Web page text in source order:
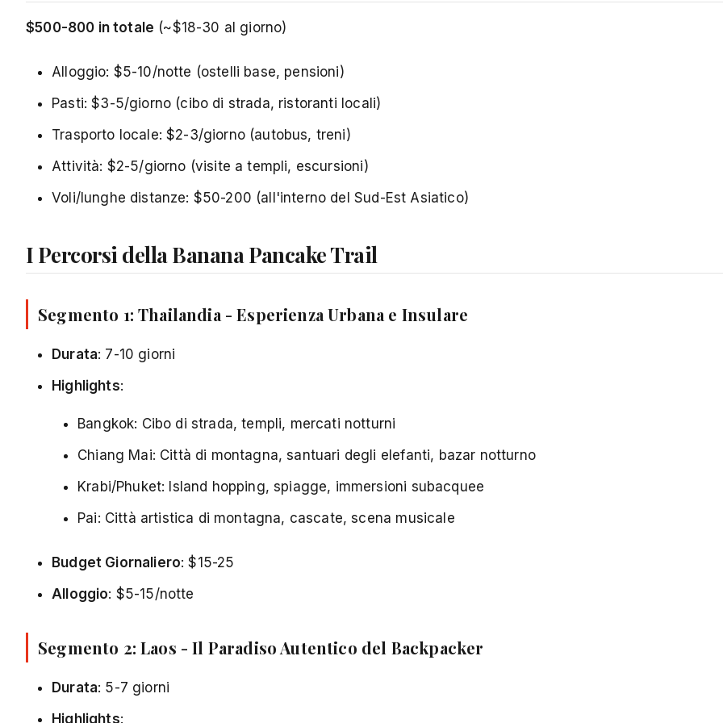
$500-800 in totale (~$18-30 al giorno)
Alloggio: $5-10/notte (ostelli base, pensioni)
Pasti: $3-5/giorno (cibo di strada, ristoranti locali)
Trasporto locale: $2-3/giorno (autobus, treni)
Attività: $2-5/giorno (visite a templi, escursioni)
Voli/lunghe distanze: $50-200 (all'interno del Sud-Est Asiatico)
I Percorsi della Banana Pancake Trail
Segmento 1: Thailandia - Esperienza Urbana e Insulare
Durata: 7-10 giorni
Highlights:
Bangkok: Cibo di strada, templi, mercati notturni
Chiang Mai: Città di montagna, santuari degli elefanti, bazar notturno
Krabi/Phuket: Island hopping, spiagge, immersioni subacquee
Pai: Città artistica di montagna, cascate, scena musicale
Budget Giornaliero: $15-25
Alloggio: $5-15/notte
Segmento 2: Laos - Il Paradiso Autentico del Backpacker
Durata: 5-7 giorni
Highlights: